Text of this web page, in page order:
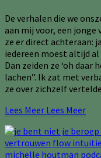
De verhalen die we
aan mij voor, een jonge
ze er direct achteraan:
iedereen moest altijd al
Dan zeiden ze ‘oh daar
lachen”. Ik zat met
ze over zichzelf
Lees Meer Lees Meer